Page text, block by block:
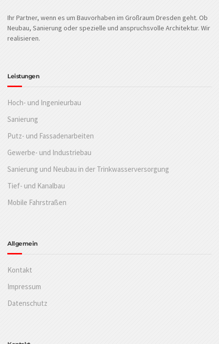
Ihr Partner, wenn es um Bauvorhaben im Großraum Dresden geht. Ob
Neubau, Sanierung oder spezielle und anspruchsvolle Architektur. Wir
realisieren.
Leistungen
Hoch- und Ingenieurbau
Sanierung
Putz- und Fassadenarbeiten
Gewerbe- und Industriebau
Sanierung und Neubau in der Trinkwasserversorgung
Tief- und Kanalbau
Mobile Fahrstraßen
Allgemein
Kontakt
Impressum
Datenschutz